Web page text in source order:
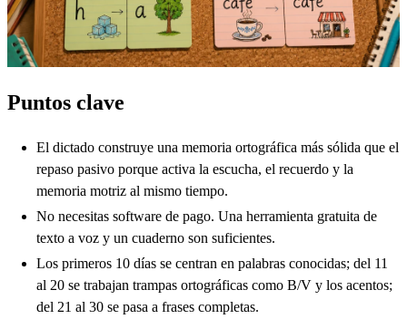
Puntos clave
El dictado construye una memoria ortográfica más sólida que el
repaso pasivo porque activa la escucha, el recuerdo y la
memoria motriz al mismo tiempo.
No necesitas software de pago. Una herramienta gratuita de
texto a voz y un cuaderno son suficientes.
Los primeros 10 días se centran en palabras conocidas; del 11
al 20 se trabajan trampas ortográficas como B/V y los acentos;
del 21 al 30 se pasa a frases completas.